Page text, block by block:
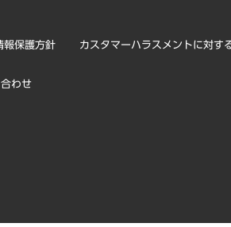
報保護方針 カスタマーハラスメントに対す
わせ